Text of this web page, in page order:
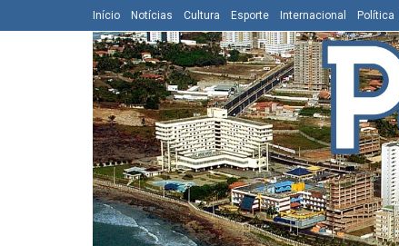
Início Notícias Cultura Esporte Internacional Política